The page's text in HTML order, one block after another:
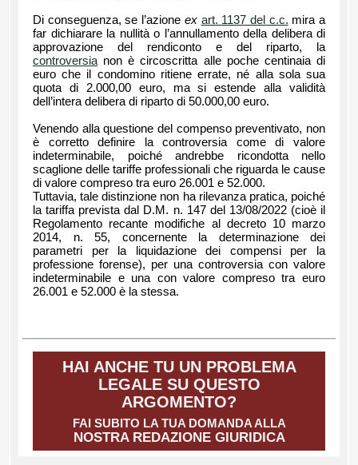
Di conseguenza, se l’azione ex art. 1137 del c.c. mira a
far dichiarare la nullità o l’annullamento della delibera di
approvazione del rendiconto e del riparto, la
controversia non è circoscritta alle poche centinaia di
euro che il condomino ritiene errate, né alla sola sua
quota di 2.000,00 euro, ma si estende alla validità
dell’intera delibera di riparto di 50.000,00 euro.
Venendo alla questione del compenso preventivato, non
è corretto definire la controversia come di valore
indeterminabile, poiché andrebbe ricondotta nello
scaglione delle tariffe professionali che riguarda le cause
di valore compreso tra euro 26.001 e 52.000.
Tuttavia, tale distinzione non ha rilevanza pratica, poiché
la tariffa prevista dal D.M. n. 147 del 13/08/2022 (cioè il
Regolamento recante modifiche al decreto 10 marzo
2014, n. 55, concernente la determinazione dei
parametri per la liquidazione dei compensi per la
professione forense), per una controversia con valore
indeterminabile e una con valore compreso tra euro
26.001 e 52.000 è la stessa.
HAI ANCHE TU UN PROBLEMA
LEGALE SU QUESTO
ARGOMENTO?
FAI SUBITO LA TUA DOMANDA ALLA
NOSTRA REDAZIONE GIURIDICA